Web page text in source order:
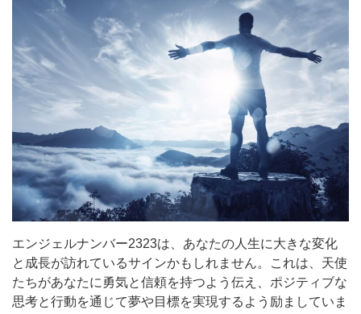
エンジェルナンバー2323は、あなたの人生に大きな変化
と成長が訪れているサインかもしれません。これは、天使
たちがあなたに勇気と信頼を持つよう伝え、ポジティブな
思考と行動を通じて夢や目標を実現するよう励ましていま